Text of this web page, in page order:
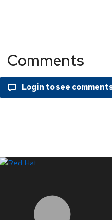
Comments